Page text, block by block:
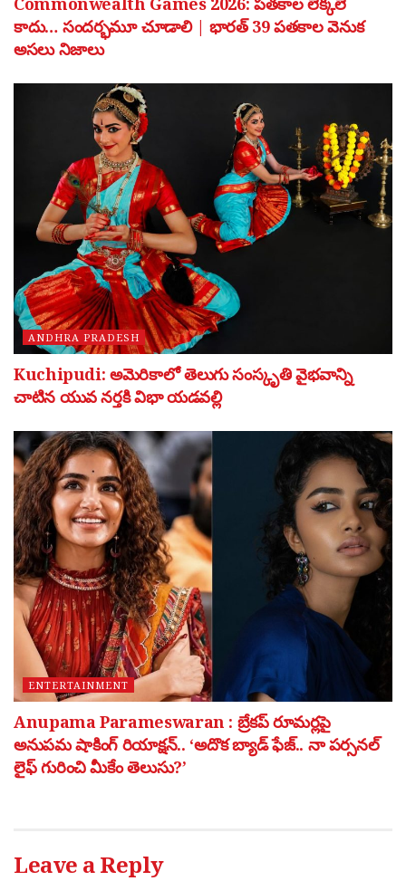
కాదు… సందర్భమూ చూడాలి | భారత్ 39 పతకాల వెనుక
అసలు నిజాలు
ANDHRA PRADESH
Kuchipudi: అమెరికాలో తెలుగు సంస్కృతి వైభవాన్ని
చాటిన యువ నర్తకి విభా యడవల్లి
ENTERTAINMENT
Anupama Parameswaran : బ్రేకప్ రూమర్లపై
అనుపమ షాకింగ్ రియాక్షన్.. ‘అదొక బ్యాడ్ ఫేజ్.. నా పర్సనల్
లైఫ్ గురించి మీకేం తెలుసు?’
Leave a Reply